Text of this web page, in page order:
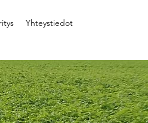
Yhteystiedot